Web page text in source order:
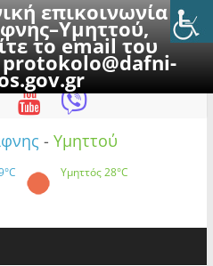
επικοινωνία με
το email του
protokolo@dafni-
2026
- Υμηττού
Υμηττός28°C